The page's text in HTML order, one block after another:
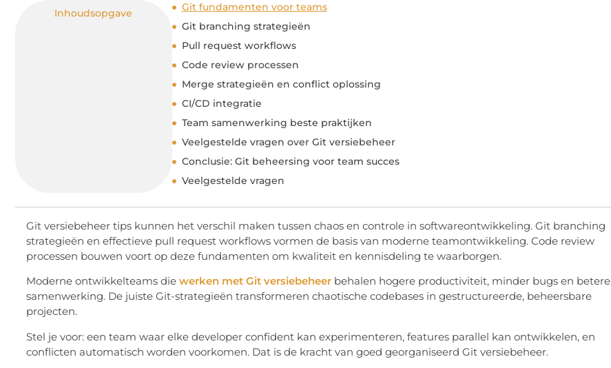
Inhoudsopgave
Git fundamenten voor teams
Git branching strategieën
Pull request workflows
Code review processen
Merge strategieën en conflict oplossing
CI/CD integratie
Team samenwerking beste praktijken
Veelgestelde vragen over Git versiebeheer
Conclusie: Git beheersing voor team succes
Veelgestelde vragen
Git versiebeheer tips kunnen het verschil maken tussen chaos en controle in softwareontwikkeling. Git branching
strategieën en effectieve pull request workflows vormen de basis van moderne teamontwikkeling. Code review
processen bouwen voort op deze fundamenten om kwaliteit en kennisdeling te waarborgen.
Moderne ontwikkelteams die werken met Git versiebeheer behalen hogere productiviteit, minder bugs en betere
samenwerking. De juiste Git-strategieën transformeren chaotische codebases in gestructureerde, beheersbare
projecten.
Stel je voor: een team waar elke developer confident kan experimenteren, features parallel kan ontwikkelen, en
conflicten automatisch worden voorkomen. Dat is de kracht van goed georganiseerd Git versiebeheer.